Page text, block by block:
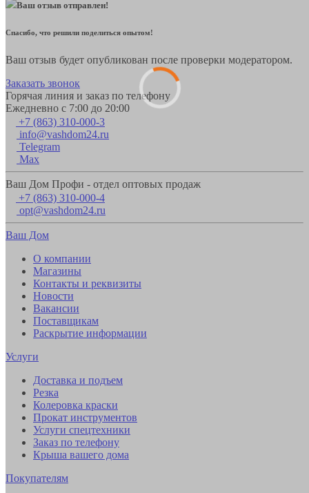
Ваш отзыв отправлен!
Спасибо, что решили поделиться опытом!
Ваш отзыв будет опубликован после проверки модератором.
Заказать звонок
Горячая линия и заказ по телефону
Ежедневно с 7:00 до 20:00
+7 (863) 310-000-3
info@vashdom24.ru
Telegram
Max
Ваш Дом Профи - отдел оптовых продаж
+7 (863) 310-000-4
opt@vashdom24.ru
Ваш Дом
О компании
Магазины
Контакты и реквизиты
Новости
Вакансии
Поставщикам
Раскрытие информации
Услуги
Доставка и подъем
Резка
Колеровка краски
Прокат инструментов
Услуги спецтехники
Заказ по телефону
Крыша вашего дома
Покупателям